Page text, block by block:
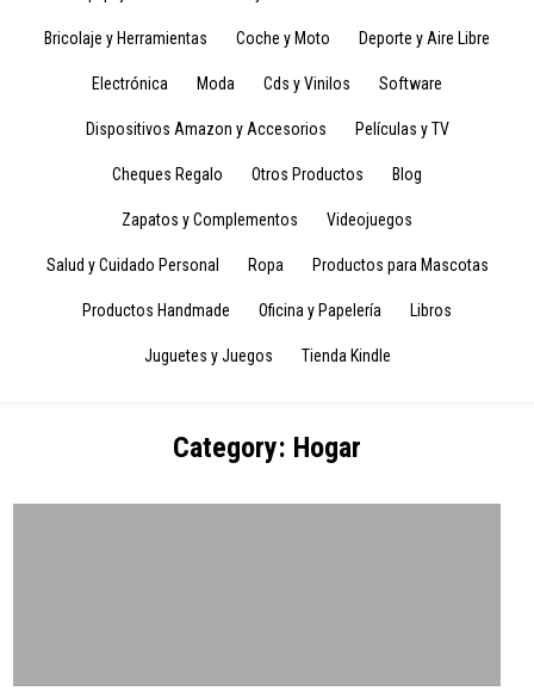
Bricolaje y Herramientas Coche y Moto Deporte y Aire Libre
Electrónica Moda Cds y Vinilos Software
Dispositivos Amazon y Accesorios Películas y TV
Cheques Regalo Otros Productos Blog
Zapatos y Complementos Videojuegos
Salud y Cuidado Personal Ropa Productos para Mascotas
Productos Handmade Oficina y Papelería Libros
Juguetes y Juegos Tienda Kindle
Category: Hogar